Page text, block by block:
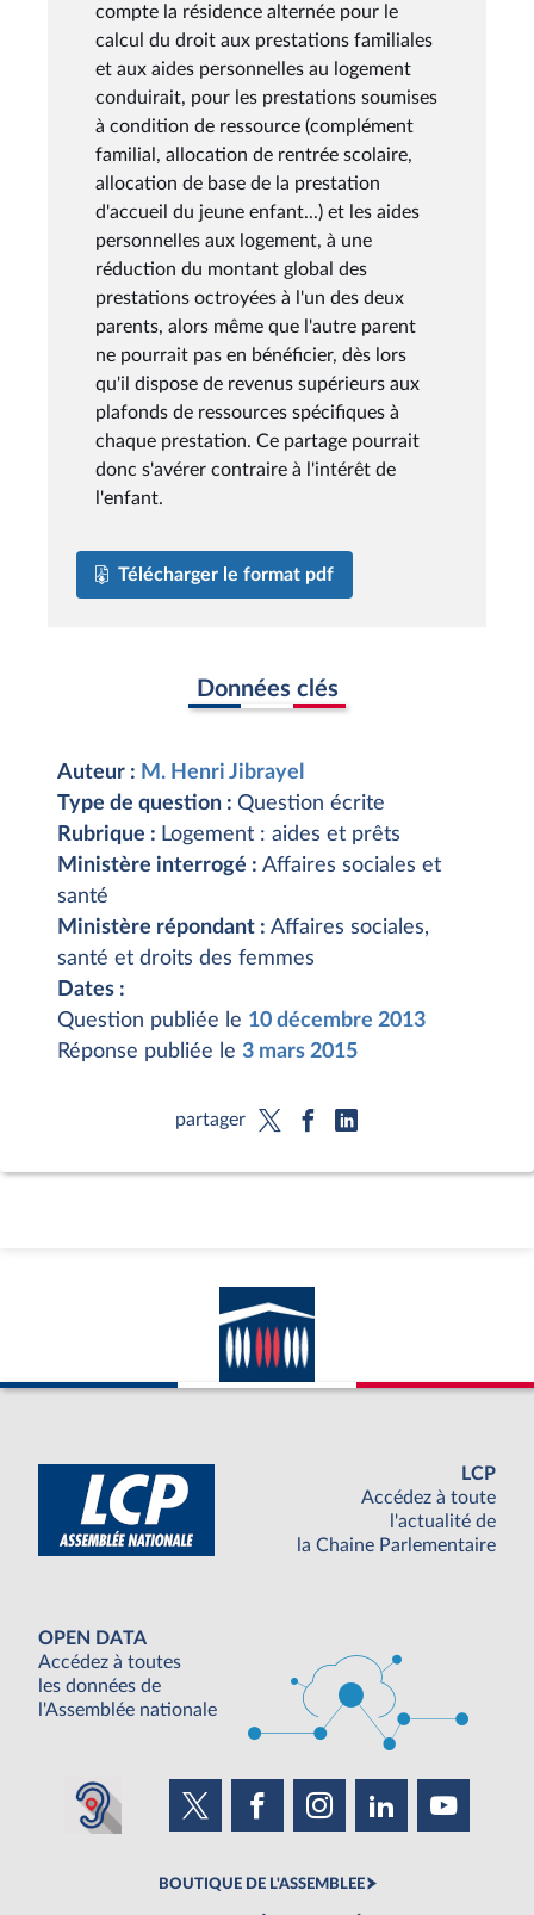
compte la résidence alternée pour le
calcul du droit aux prestations familiales
et aux aides personnelles au logement
conduirait, pour les prestations soumises
à condition de ressource (complément
familial, allocation de rentrée scolaire,
allocation de base de la prestation
d'accueil du jeune enfant...) et les aides
personnelles aux logement, à une
réduction du montant global des
prestations octroyées à l'un des deux
parents, alors même que l'autre parent
ne pourrait pas en bénéficier, dès lors
qu'il dispose de revenus supérieurs aux
plafonds de ressources spécifiques à
chaque prestation. Ce partage pourrait
donc s'avérer contraire à l'intérêt de
l'enfant.
Télécharger le format pdf
Données clés
Auteur : M. Henri Jibrayel
Type de question : Question écrite
Rubrique : Logement : aides et prêts
Ministère interrogé : Affaires sociales et
santé
Ministère répondant : Affaires sociales,
santé et droits des femmes
Dates :
Question publiée le 10 décembre 2013
Réponse publiée le 3 mars 2015
partager
LCP
Accédez à toute
l'actualité de
la Chaine Parlementaire
OPEN DATA
Accédez à toutes
les données de
l'Assemblée nationale
BOUTIQUE DE L'ASSEMBLEE